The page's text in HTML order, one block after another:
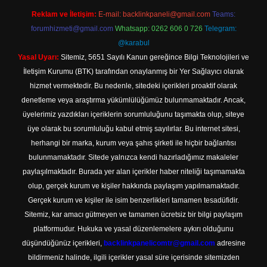
Reklam ve İletişim: E-mail: backlinkpaneli@gmail.com Teams:
forumhizmeti@gmail.com Whatsapp: 0262 606 0 726 Telegram:
@karabul
Yasal Uyarı: Sitemiz, 5651 Sayılı Kanun gereğince Bilgi Teknolojileri ve
İletişim Kurumu (BTK) tarafından onaylanmış bir Yer Sağlayıcı olarak
hizmet vermektedir. Bu nedenle, sitedeki içerikleri proaktif olarak
denetleme veya araştırma yükümlülüğümüz bulunmamaktadır. Ancak,
üyelerimiz yazdıkları içeriklerin sorumluluğunu taşımakta olup, siteye
üye olarak bu sorumluluğu kabul etmiş sayılırlar. Bu internet sitesi,
herhangi bir marka, kurum veya şahıs şirketi ile hiçbir bağlantısı
bulunmamaktadır. Sitede yalnızca kendi hazırladığımız makaleler
paylaşılmaktadır. Burada yer alan içerikler haber niteliği taşımamakta
olup, gerçek kurum ve kişiler hakkında paylaşım yapılmamaktadır.
Gerçek kurum ve kişiler ile isim benzerlikleri tamamen tesadüfidir.
Sitemiz, kar amacı gütmeyen ve tamamen ücretsiz bir bilgi paylaşım
platformudur. Hukuka ve yasal düzenlemelere aykırı olduğunu
düşündüğünüz içerikleri, backlinkpanelicomtr@gmail.com adresine
bildirmeniz halinde, ilgili içerikler yasal süre içerisinde sitemizden